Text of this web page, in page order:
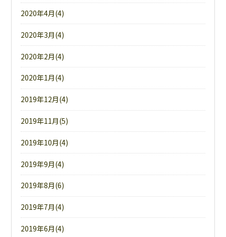
2020年4月(4)
2020年3月(4)
2020年2月(4)
2020年1月(4)
2019年12月(4)
2019年11月(5)
2019年10月(4)
2019年9月(4)
2019年8月(6)
2019年7月(4)
2019年6月(4)